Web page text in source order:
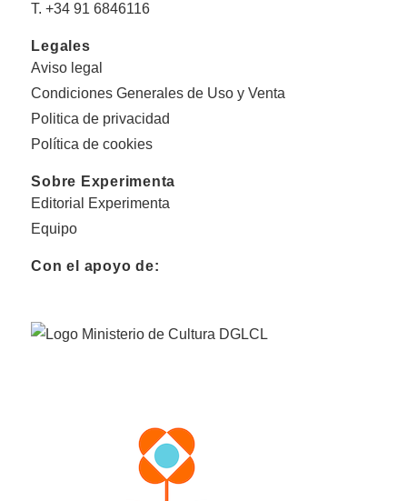
T. +34 91 6846116
Legales
Aviso legal
Condiciones Generales de Uso y Venta
Politica de privacidad
Política de cookies
Sobre Experimenta
Editorial Experimenta
Equipo
Con el apoyo de: